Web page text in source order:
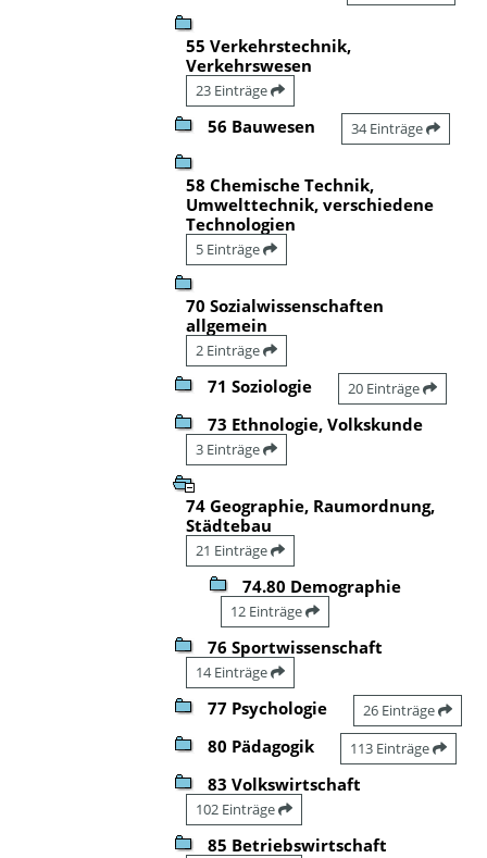
55 Verkehrstechnik,
Verkehrswesen
23 Einträge
56 Bauwesen 34 Einträge
58 Chemische Technik,
Umwelttechnik, verschiedene
Technologien
5 Einträge
70 Sozialwissenschaften
allgemein
2 Einträge
71 Soziologie 20 Einträge
73 Ethnologie, Volkskunde
3 Einträge
74 Geographie, Raumordnung,
Städtebau
21 Einträge
74.80 Demographie
12 Einträge
76 Sportwissenschaft
14 Einträge
77 Psychologie 26 Einträge
80 Pädagogik 113 Einträge
83 Volkswirtschaft
102 Einträge
85 Betriebswirtschaft